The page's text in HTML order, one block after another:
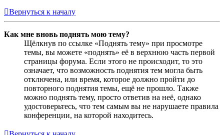
Вернуться к началу
Как мне вновь поднять мою тему?
Щёлкнув по ссылке «Поднять тему» при просмотре
темы, вы можете «поднять» её в верхнюю часть первой
страницы форума. Если этого не происходит, то это
означает, что возможность поднятия тем могла быть
отключена, или время, которое должно пройти до
повторного поднятия темы, ещё не прошло. Также
можно поднять тему, просто ответив на неё, однако
удостоверьтесь, что тем самым вы не нарушаете правила
конференции, на которой находитесь.